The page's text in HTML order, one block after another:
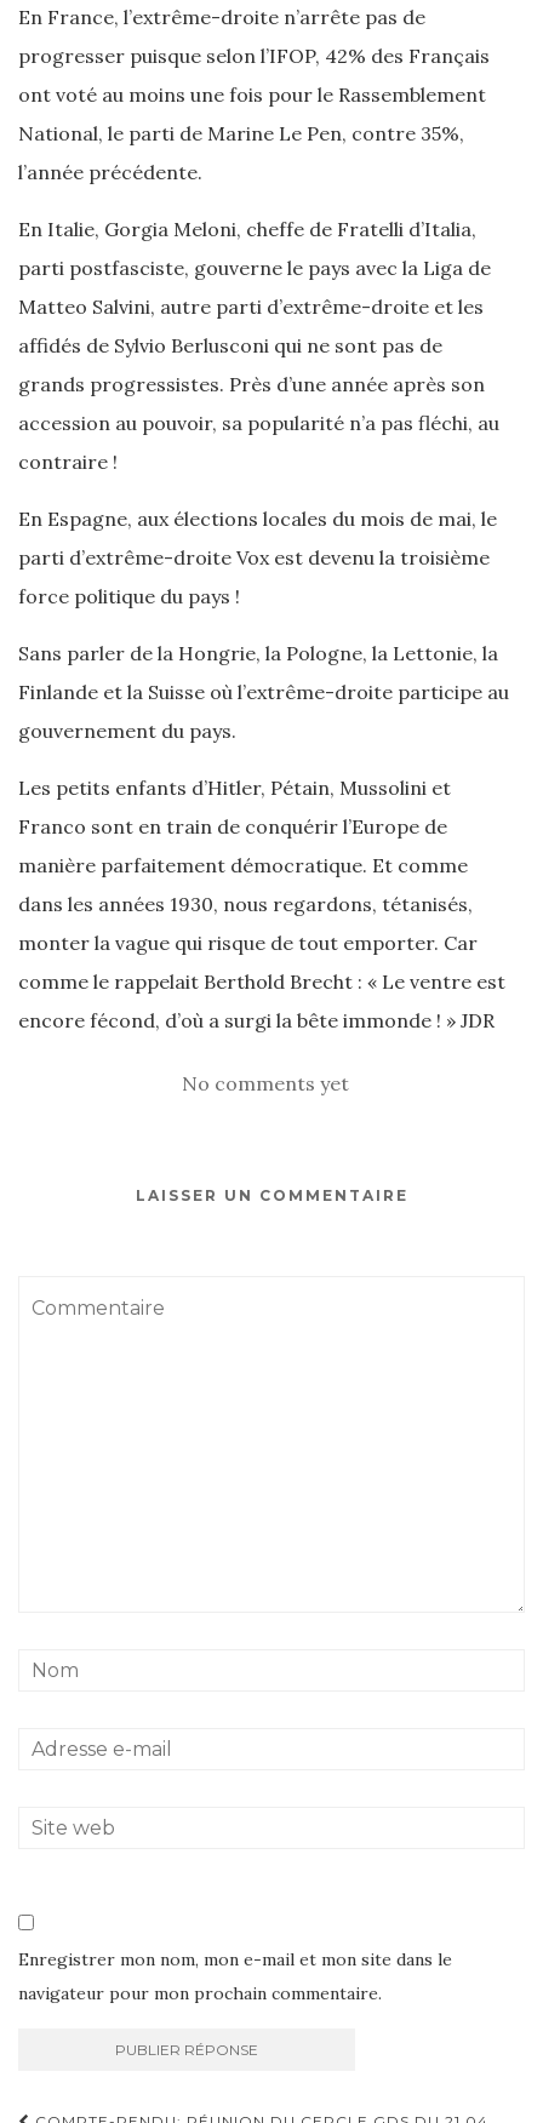
En France, l’extrême-droite n’arrête pas de
progresser puisque selon l’IFOP, 42% des Français
ont voté au moins une fois pour le Rassemblement
National, le parti de Marine Le Pen, contre 35%,
l’année précédente.
En Italie, Gorgia Meloni, cheffe de Fratelli d’Italia,
parti postfasciste, gouverne le pays avec la Liga de
Matteo Salvini, autre parti d’extrême-droite et les
affidés de Sylvio Berlusconi qui ne sont pas de
grands progressistes. Près d’une année après son
accession au pouvoir, sa popularité n’a pas fléchi, au
contraire !
En Espagne, aux élections locales du mois de mai, le
parti d’extrême-droite Vox est devenu la troisième
force politique du pays !
Sans parler de la Hongrie, la Pologne, la Lettonie, la
Finlande et la Suisse où l’extrême-droite participe au
gouvernement du pays.
Les petits enfants d’Hitler, Pétain, Mussolini et
Franco sont en train de conquérir l’Europe de
manière parfaitement démocratique. Et comme
dans les années 1930, nous regardons, tétanisés,
monter la vague qui risque de tout emporter. Car
comme le rappelait Berthold Brecht : « Le ventre est
encore fécond, d’où a surgi la bête immonde ! » JDR
No comments yet
LAISSER UN COMMENTAIRE
Enregistrer mon nom, mon e-mail et mon site dans le
navigateur pour mon prochain commentaire.